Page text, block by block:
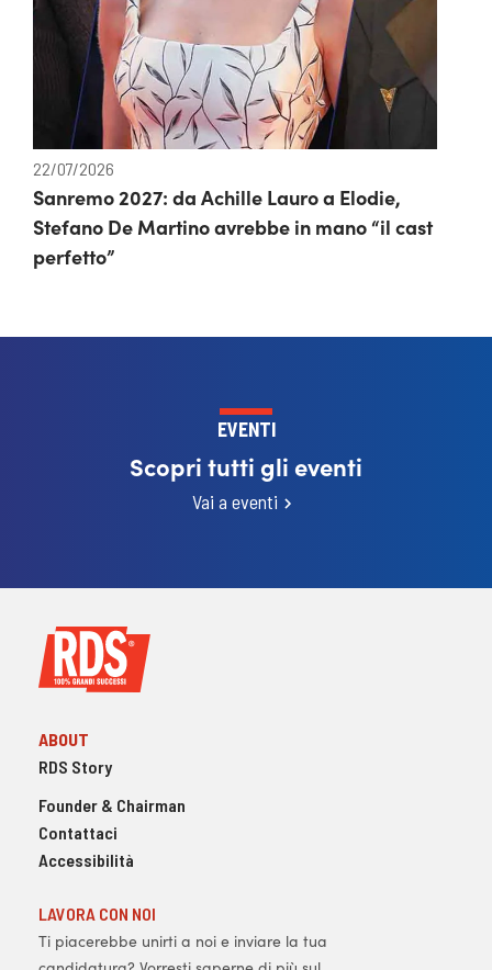
22/07/2026
Sanremo 2027: da Achille Lauro a Elodie,
Stefano De Martino avrebbe in mano “il cast
perfetto”
EVENTI
Scopri tutti gli eventi
Vai a eventi
ABOUT
RDS Story
Founder & Chairman
Contattaci
Accessibilità
LAVORA CON NOI
Ti piacerebbe unirti a noi e inviare la tua